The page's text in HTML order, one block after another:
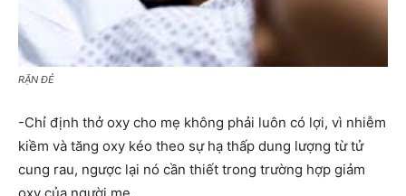
RẶN ĐẺ
-Chỉ định thở oxy cho mẹ không phải luôn có lợi, vì nhiễm
kiềm và tăng oxy kéo theo sự hạ thấp dung lượng từ tử
cung rau, ngược lại nó cần thiết trong trường hợp giảm